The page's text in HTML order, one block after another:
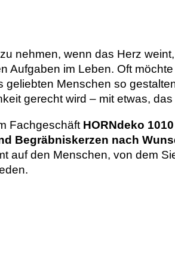
nehmen, wenn das Herz
Aufgaben im Leben. Oft
geliebten Menschen so
gerecht wird – mit etwas,
Fachgeschäft HORNdeko
Begräbniskerzen nach
auf den Menschen, von dem